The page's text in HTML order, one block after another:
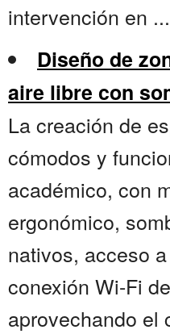
intervención en ...
Diseño de
aire libre con
La creación de
cómodos y
académico, con
ergonómico,
nativos, acceso
conexión Wi-Fi
aprovechando el